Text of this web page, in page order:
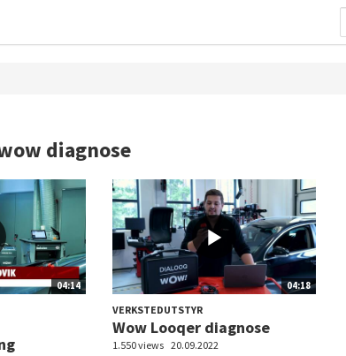
diagnose
04:14 04:18
VERKSTEDUTSTYR
Wow Looqer diagnose
1.550 views 20.09.2022